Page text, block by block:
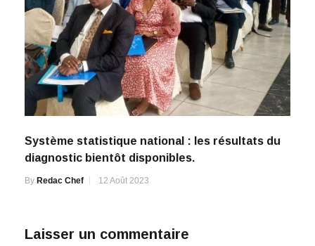
Système statistique national : les résultats du
diagnostic bientôt disponibles.
By Redac Chef 12 Août 2023
Laisser un commentaire